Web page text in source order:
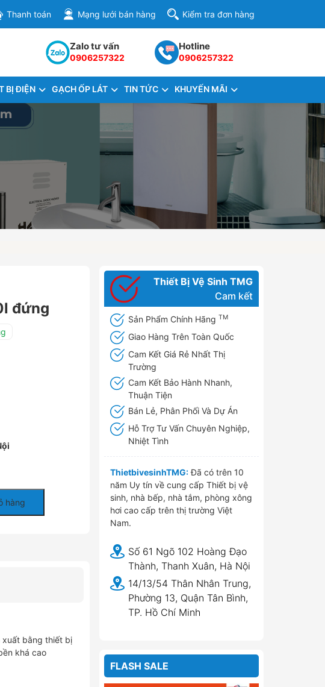
Thanh toán Mạng lưới bán hàng Kiểm tra đơn hàng
Hotline
0906257322
Zalo tư vấn
0906257322
BỊ ĐIỆN GẠCH ỐP LÁT TIN TỨC KHUYẾN MÃI
đứng
hàng
xuất bằng thiết bị
khá cao
Thiết Bị Vệ Sinh TMG
Cam kết
Sản Phẩm Chính Hãng TM
Giao Hàng Trên Toàn Quốc
Cam Kết Giá Rẻ Nhất Thị
Trường
Cam Kết Bảo Hành Nhanh,
Thuận Tiện
Bán Lẻ, Phân Phối Và Dự Án
Hỗ Trợ Tư Vấn Chuyên Nghiệp,
Nhiệt Tình
ThietbivesinhTMG:Đã có trên 10
năm Uy tín về cung cấp Thiết bị vệ
sinh, nhà bếp, nhà tắm, phòng xông
hơi cao cấp trên thị trường Việt
Nam.
Số 61 Ngõ 102 Hoàng Đạo
Thành, Thanh Xuân, Hà Nội
14/13/54 Thân Nhân Trung,
Phường 13, Quận Tân Bình,
TP. Hồ Chí Minh
FLASH SALE